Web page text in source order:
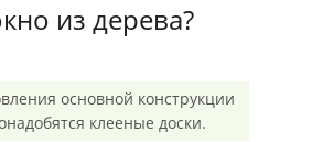
из дерева?
основной конструкции
клееные доски.